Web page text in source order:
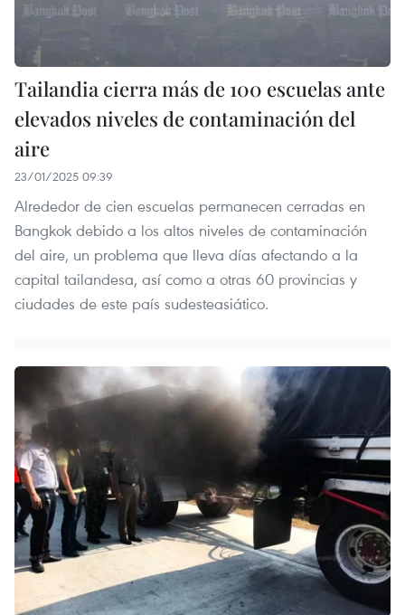
Tailandia cierra más de 100 escuelas ante
elevados niveles de contaminación del
aire
23/01/2025 09:39
Alrededor de cien escuelas permanecen cerradas en
Bangkok debido a los altos niveles de contaminación
del aire, un problema que lleva días afectando a la
capital tailandesa, así como a otras 60 provincias y
ciudades de este país sudesteasiático.